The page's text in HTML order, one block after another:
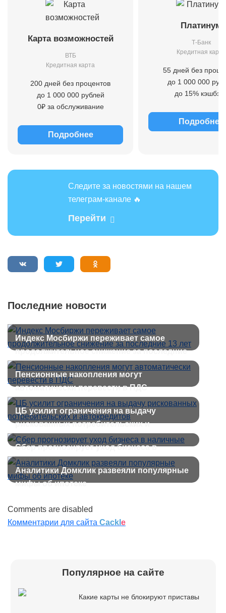
Карта возможностей
ВТБ
Кредитная карта
200 дней без процентов
до 1 000 000 рублей
0₽ за обслуживание
Подробнее
Платинум
Т-Банк
Кредитная карта
55 дней без
до 1 000 000
до 15%
Подробнее
Следите за новостями на нашем
телеграм-канале 🔥
Перейти
Последние новости
Индекс Мосбиржи переживает самое
продолжительное снижение за последние
13 лет
Пенсионные накопления могут
автоматически перевести в ПДС
ЦБ усилит ограничения на выдачу
рискованных потребительских и
автокредитов
Сбер прогнозирует уход бизнеса в
наличные
Аналитики Домклик развеяли популярные
мифы об ипотеке
Comments are disabled
Комментарии для сайта Cackl e
Популярное на сайте
Какие карты не блокируют приставы